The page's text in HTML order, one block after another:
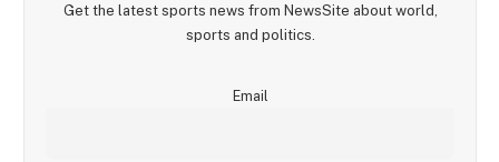
Get the latest sports news from NewsSite about world,
sports and politics.
Email